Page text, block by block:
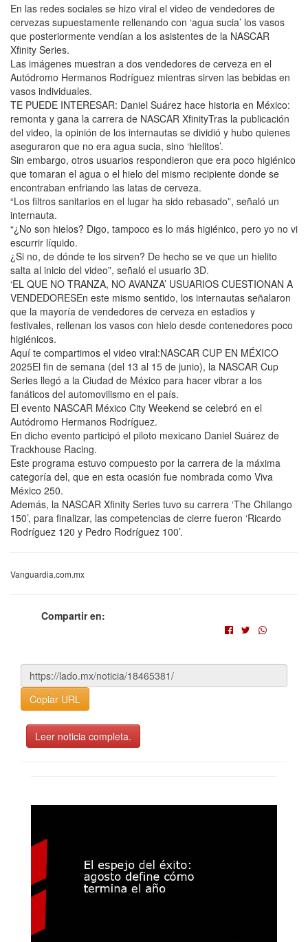
En las redes sociales se hizo viral el video de vendedores de
cervezas supuestamente rellenando con ‘agua sucia’ los vasos
que posteriormente vendían a los asistentes de la NASCAR
Xfinity Series.
Las imágenes muestran a dos vendedores de cerveza en el
Autódromo Hermanos Rodríguez mientras sirven las bebidas en
vasos individuales.
TE PUEDE INTERESAR: Daniel Suárez hace historia en México:
remonta y gana la carrera de NASCAR XfinityTras la publicación
del video, la opinión de los internautas se dividió y hubo quienes
aseguraron que no era agua sucia, sino ‘hielitos’.
Sin embargo, otros usuarios respondieron que era poco higiénico
que tomaran el agua o el hielo del mismo recipiente donde se
encontraban enfriando las latas de cerveza.
“Los filtros sanitarios en el lugar ha sido rebasado”, señaló un
internauta.
“¿No son hielos? Digo, tampoco es lo más higiénico, pero yo no vi
escurrir líquido.
¿Si no, de dónde te los sirven? De hecho se ve que un hielito
salta al inicio del video”, señaló el usuario 3D.
‘EL QUE NO TRANZA, NO AVANZA’ USUARIOS CUESTIONAN A
VENDEDORESEn este mismo sentido, los internautas señalaron
que la mayoría de vendedores de cerveza en estadios y
festivales, rellenan los vasos con hielo desde contenedores poco
higiénicos.
Aquí te compartimos el video viral:NASCAR CUP EN MÉXICO
2025El fin de semana (del 13 al 15 de junio), la NASCAR Cup
Series llegó a la Ciudad de México para hacer vibrar a los
fanáticos del automovilismo en el país.
El evento NASCAR México City Weekend se celebró en el
Autódromo Hermanos Rodríguez.
En dicho evento participó el piloto mexicano Daniel Suárez de
Trackhouse Racing.
Este programa estuvo compuesto por la carrera de la máxima
categoría del, que en esta ocasión fue nombrada como Viva
México 250.
Además, la NASCAR Xfinity Series tuvo su carrera ‘The Chilango
150’, para finalizar, las competencias de cierre fueron ‘Ricardo
Rodríguez 120 y Pedro Rodríguez 100’.
Vanguardia.com.mx
Compartir en:
Copiar URL
Leer noticia completa.